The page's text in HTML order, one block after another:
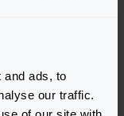
and ads, to
our traffic.
je winkelwagen
de gewenste